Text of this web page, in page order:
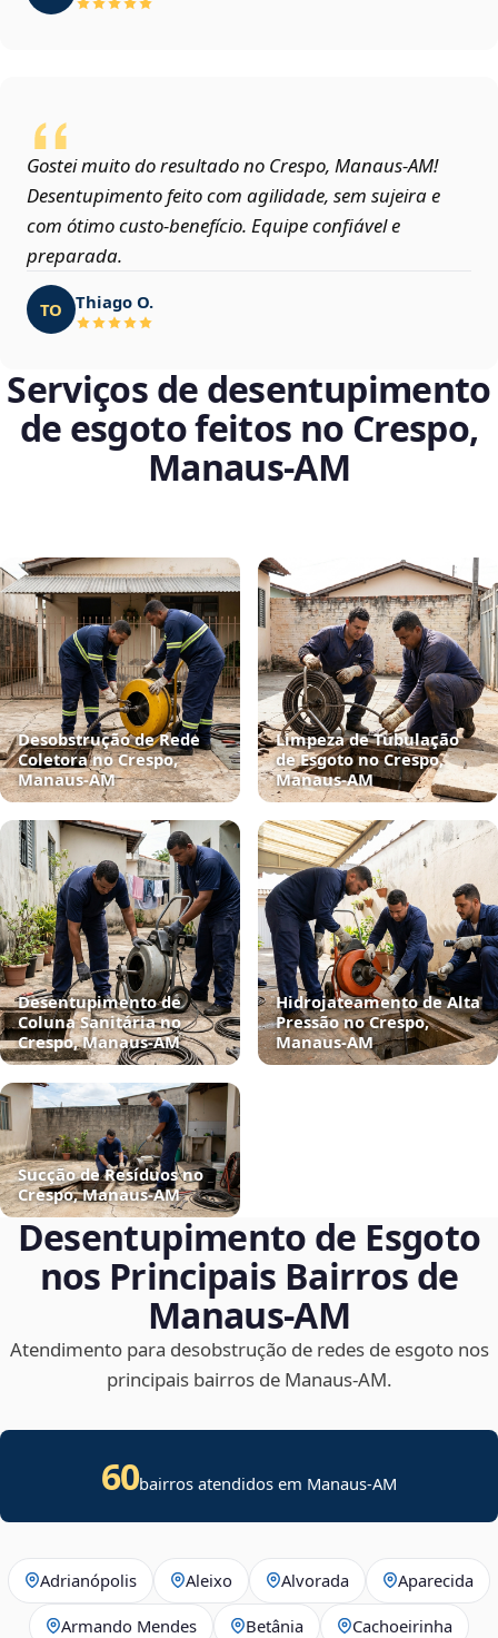
Gostei muito do resultado no Crespo, Manaus‑AM!
Desentupimento feito com agilidade, sem sujeira e
com ótimo custo-benefício. Equipe confiável e
preparada.
TO Thiago O.
Serviços de desentupimento
de esgoto feitos no Crespo,
Manaus‑AM
Desobstrução de Rede
Coletora no Crespo,
Manaus‑AM
Limpeza de Tubulação
de Esgoto no Crespo,
Manaus‑AM
Desentupimento de
Coluna Sanitária no
Crespo, Manaus‑AM
Hidrojateamento de Alta
Pressão no Crespo,
Manaus‑AM
Sucção de Resíduos no
Crespo, Manaus‑AM
Desentupimento de Esgoto
nos Principais Bairros de
Manaus‑AM
Atendimento para desobstrução de redes de esgoto nos
principais bairros de Manaus‑AM.
60bairros atendidos em Manaus-AM
Adrianópolis Aleixo Alvorada Aparecida
Armando Mendes Betânia Cachoeirinha